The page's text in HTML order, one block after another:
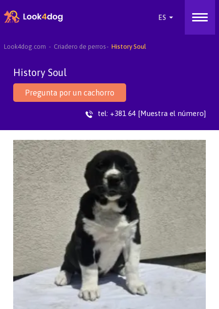
Look4dog.com Criadero de perros History Soul
History Soul
Pregunta por un cachorro
tel: +381 64 [Muestra el número]